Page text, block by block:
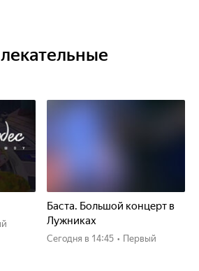
Баста. Большой концерт в
Лужниках
Сегодня в 14:45 • Первый